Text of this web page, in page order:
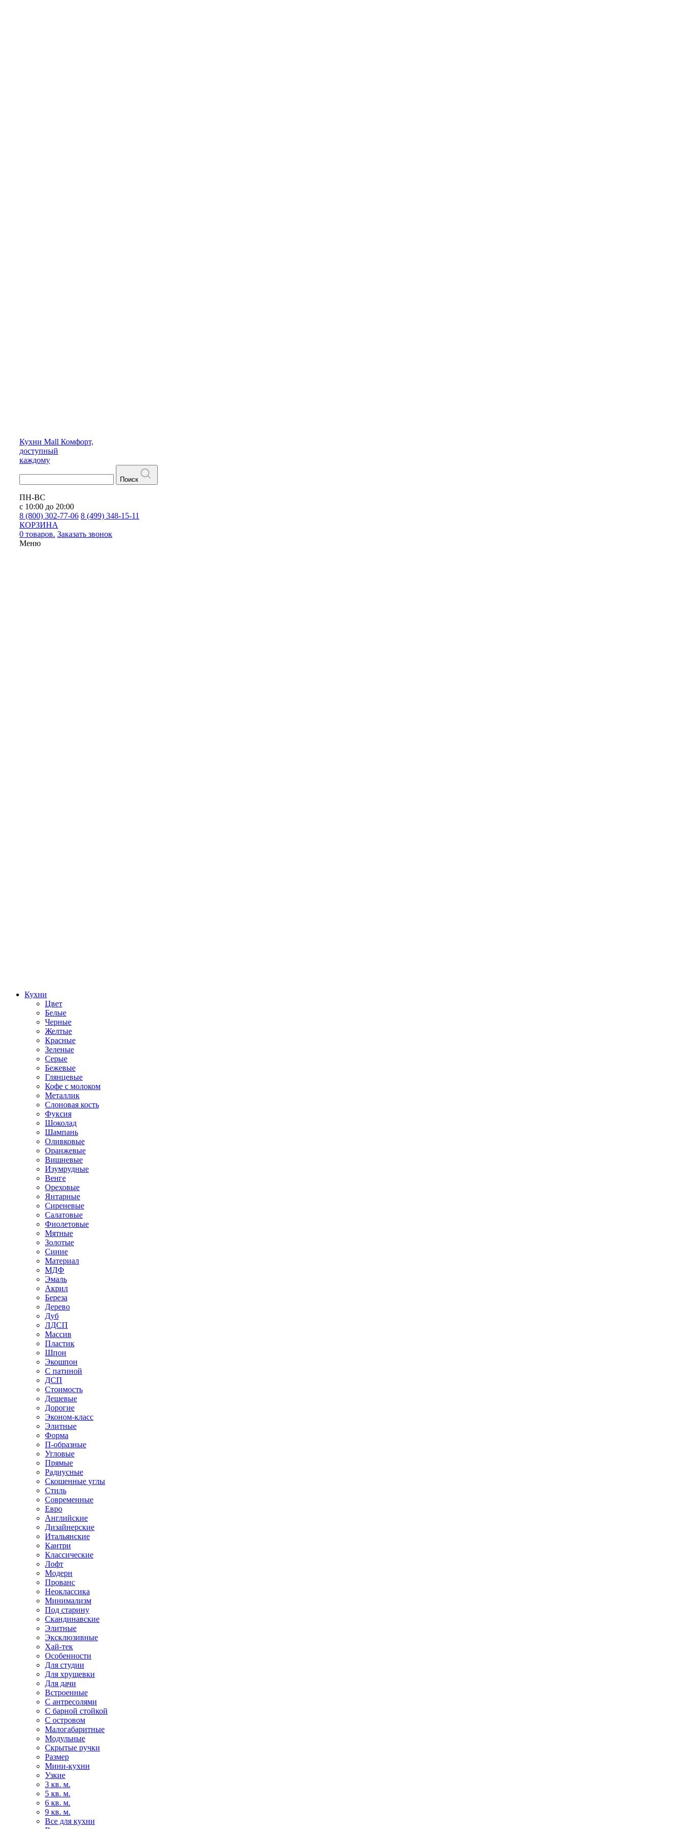
Кухни Mall Комфорт,
доступный
каждому
Поиск
ПН-ВС
с 10:00 до 20:00
8 (800) 302-77-06 8 (499) 348-15-11
КОРЗИНА
0 товаров. Заказать звонок
Меню
Кухни
Цвет
Белые
Черные
Желтые
Красные
Зеленые
Серые
Бежевые
Глянцевые
Кофе с молоком
Металлик
Слоновая кость
Фуксия
Шоколад
Шампань
Оливковые
Оранжевые
Вишневые
Изумрудные
Венге
Ореховые
Янтарные
Сиреневые
Салатовые
Фиолетовые
Мятные
Золотые
Синие
Материал
МДФ
Эмаль
Акрил
Береза
Дерево
Дуб
ЛДСП
Массив
Пластик
Шпон
Экошпон
С патиной
ДСП
Стоимость
Дешевые
Дорогие
Эконом-класс
Элитные
Форма
П-образные
Угловые
Прямые
Радиусные
Скошенные углы
Стиль
Современные
Евро
Английские
Дизайнерские
Итальянские
Кантри
Классические
Лофт
Модерн
Прованс
Неоклассика
Минимализм
Под старину
Скандинавские
Элитные
Эксклюзивные
Хай-тек
Особенности
Для студии
Для хрущевки
Для дачи
Встроенные
С антресолями
С барной стойкой
С островом
Малогабаритные
Модульные
Скрытые ручки
Размер
Мини-кухни
Узкие
3 кв. м.
5 кв. м.
6 кв. м.
9 кв. м.
Все для кухни